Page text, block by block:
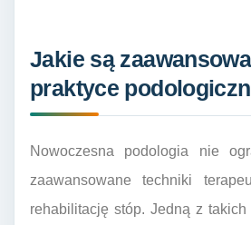
Jakie są
praktyce
Nowoczesna podologia nie
zaawansowane techniki
rehabilitację stóp. Jedną z